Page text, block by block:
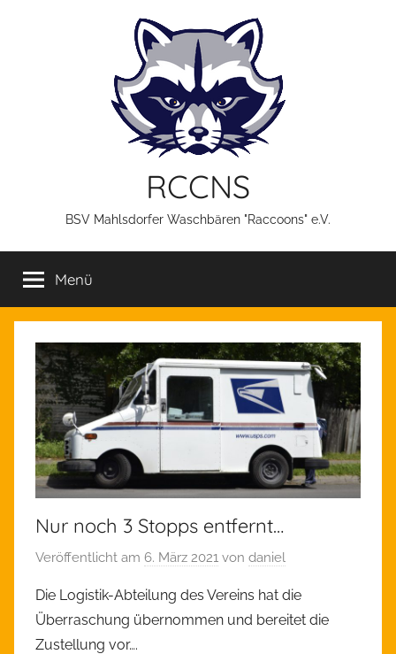
RCCNS
BSV Mahlsdorfer Waschbären "Raccoons" e.V.
Menü
Nur noch 3 Stopps entfernt…
Veröffentlicht am 6. März 2021 von daniel
Die Logistik-Abteilung des Vereins hat die
Überraschung übernommen und bereitet die
Zustellung vor….